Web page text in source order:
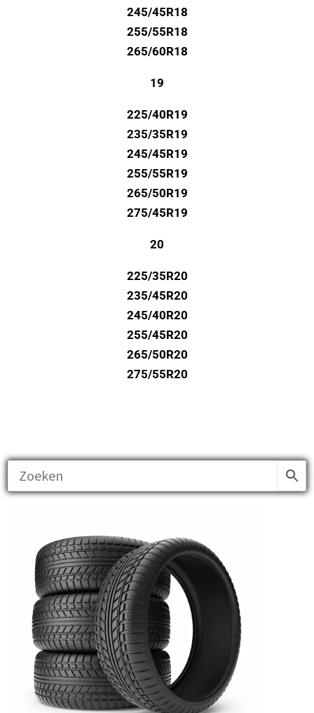
245/45R18
255/55R18
265/60R18
19
225/40R19
235/35R19
245/45R19
255/55R19
265/50R19
275/45R19
20
225/35R20
235/45R20
245/40R20
255/45R20
265/50R20
275/55R20